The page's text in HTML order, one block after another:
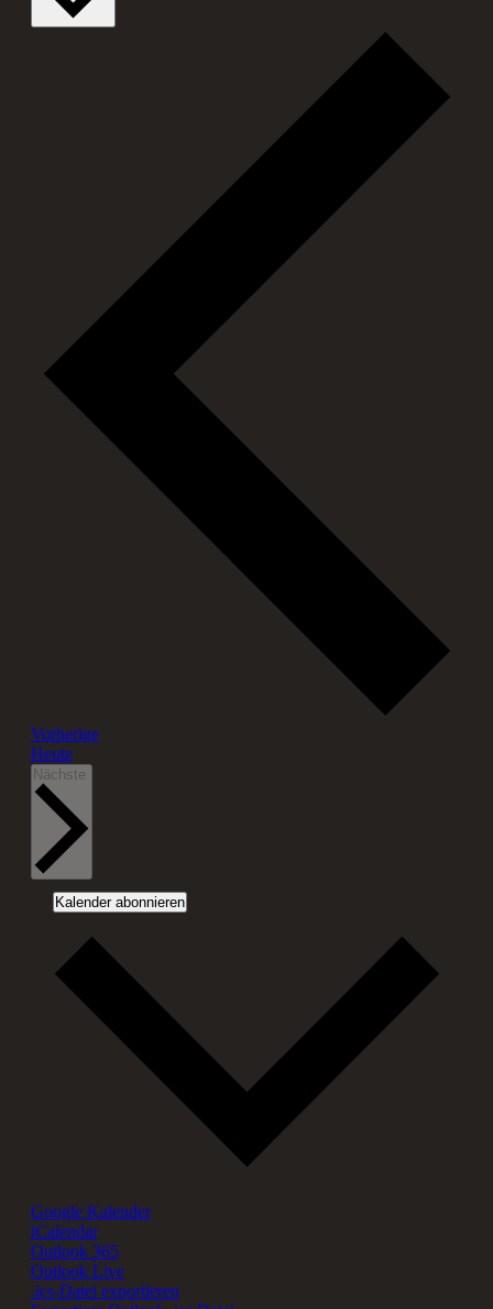
VorherigeVeranstaltungen
Heute
Nächste
Kalender abonnieren
Google Kalender
iCalendar
Outlook 365
Outlook Live
.ics-Datei exportieren